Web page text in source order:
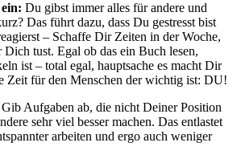
Du gibst immer alles für andere und
Das führt dazu, dass Du gestresst bist
– Schaffe Dir Zeiten in der Woche,
tust. Egal ob das ein Buch lesen,
ist – total egal, hauptsache es macht Dir
Zeit für den Menschen der wichtig ist: DU!
Gib Aufgaben ab, die nicht Deiner Position
sehr viel besser machen. Das entlastet
arbeiten und ergo auch weniger